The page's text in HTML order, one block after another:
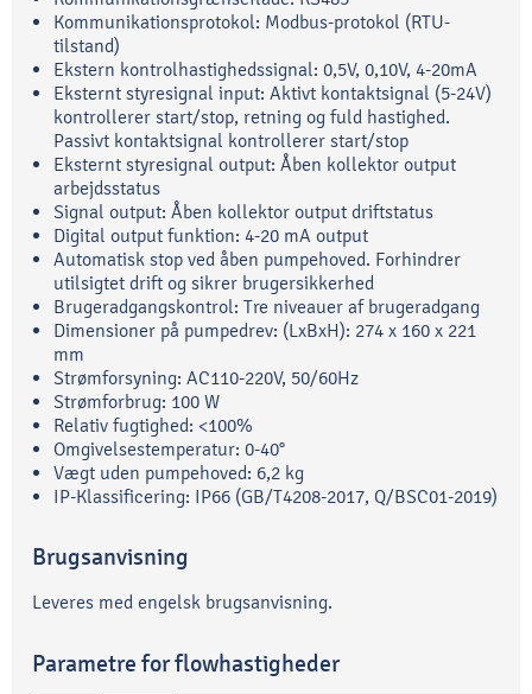
Kommunikationsprotokol: Modbus-protokol (RTU-
tilstand)
Ekstern kontrolhastighedssignal: 0,5V, 0,10V, 4-20mA
Eksternt styresignal input: Aktivt kontaktsignal (5-24V)
kontrollerer start/stop, retning og fuld hastighed.
Passivt kontaktsignal kontrollerer start/stop
Eksternt styresignal output: Åben kollektor output
arbejdsstatus
Signal output: Åben kollektor output driftstatus
Digital output funktion: 4-20 mA output
Automatisk stop ved åben pumpehoved. Forhindrer
utilsigtet drift og sikrer brugersikkerhed
Brugeradgangskontrol: Tre niveauer af brugeradgang
Dimensioner på pumpedrev: (LxBxH): 274 x 160 x 221
mm
Strømforsyning: AC110-220V, 50/60Hz
Strømforbrug: 100 W
Relativ fugtighed: <100%
Omgivelsestemperatur: 0-40°
Vægt uden pumpehoved: 6,2 kg
IP-Klassificering: IP66 (GB/T4208-2017, Q/BSC01-2019)
Brugsanvisning
Leveres med engelsk brugsanvisning.
Parametre for flowhastigheder